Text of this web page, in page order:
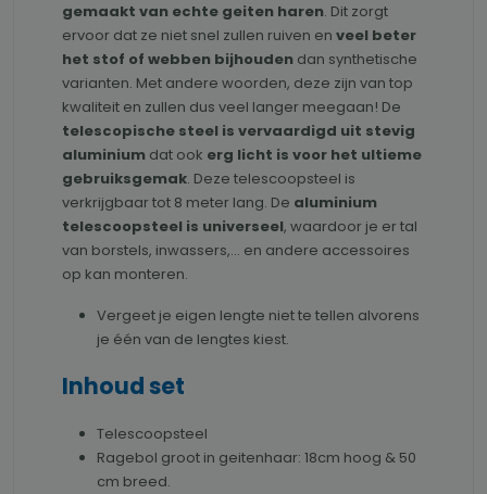
gemaakt van echte geiten haren. Dit zorgt
ervoor dat ze niet snel zullen ruiven en veel beter
het stof of webben bijhouden dan synthetische
varianten. Met andere woorden, deze zijn van top
kwaliteit en zullen dus veel langer meegaan! De
telescopische steel is vervaardigd uit stevig
aluminium dat ook erg licht is voor het ultieme
gebruiksgemak. Deze telescoopsteel is
verkrijgbaar tot 8 meter lang. De aluminium
telescoopsteel is universeel, waardoor je er tal
van borstels, inwassers,... en andere accessoires
op kan monteren.
Vergeet je eigen lengte niet te tellen alvorens
je één van de lengtes kiest.
Inhoud set
Telescoopsteel
Ragebol groot in geitenhaar: 18cm hoog & 50
cm breed.